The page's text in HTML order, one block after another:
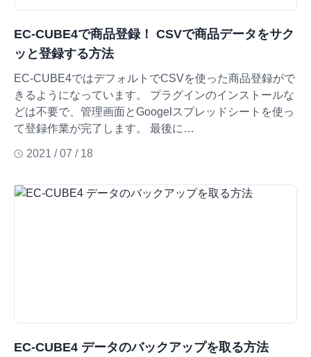
EC-CUBE4で商品登録！ CSVで商品データをサク
ッと登録する方法
EC-CUBE4ではデフォルトでCSVを使った商品登録がで
きるようになっています。 プラグインのインストールな
どは不要で、管理画面とGoogelスプレッドシートを使っ
て登録作業が完了します。 最後に…
2021 / 07 / 18
EC-CUBE4 データのバックアップを取る方法